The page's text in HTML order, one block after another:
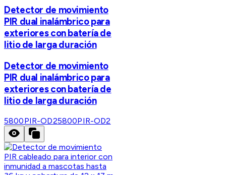
Detector de movimiento
PIR dual inalámbrico para
exteriores con batería de
litio de larga duración
Detector de movimiento
PIR dual inalámbrico para
exteriores con batería de
litio de larga duración
5800PIR-OD25800PIR-OD2